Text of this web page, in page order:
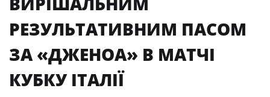
РЕЗУЛЬТАТИВНИМ ПАСОМ
ЗА «ДЖЕНОА» В МАТЧІ
КУБКУ ІТАЛІЇ